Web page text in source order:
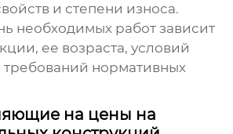
и степени износа.
необходимых работ зависит
ее возраста, условий
требований нормативных
на цены на